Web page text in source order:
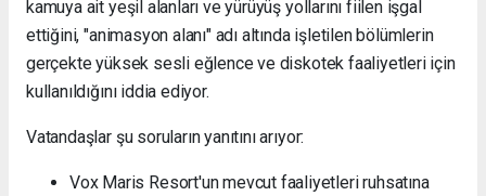
kamuya ait yeşil alanları ve yürüyüş yollarını fiilen işgal
ettiğini, "animasyon alanı" adı altında işletilen bölümlerin
gerçekte yüksek sesli eğlence ve diskotek faaliyetleri için
kullanıldığını iddia ediyor.
Vatandaşlar şu soruların yanıtını arıyor:
Vox Maris Resort'un mevcut faaliyetleri ruhsatına